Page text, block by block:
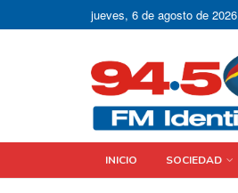
jueves, 6 de agosto de 2026
INICIO SOCIEDAD